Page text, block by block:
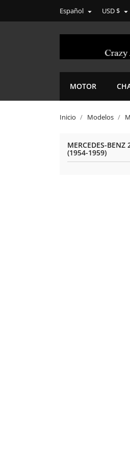
Español  USD $ 
MOTOR
Inicio Modelos
MERCEDES-BENZ
(1954-1959)